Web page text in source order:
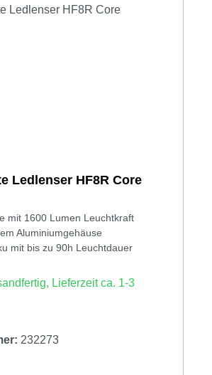
Ledlenser HF8R Core
mit 1600 Lumen Leuchtkraft
Aluminiumgehäuse
mit bis zu 90h Leuchtdauer
Lieferzeit ca. 1-3
232273